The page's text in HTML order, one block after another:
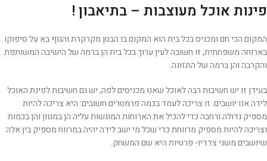
פינות אוכל מעוצבות – בתיאבון !
המקום הכי חם ומכניס בכל בית הוא המקום בו הבטן מקרקרת והגוף בא על סיפוקו
בארוחה משפחתית, זו חשובה לעין ערוך בכל בית הן ברמה של הישיבה המשותפת
והקרבה והן ברמה של התזונה.
בעידן זו יש חשיבות רבה לאוכל שאנו מכניסים לפה, יש גם חשיבות לפינת האוכל
לידה אנו יושבים. זו צריכה לעמד בכמה פרמטרים חשובים: היא צריכה להיות
מספיק גדולה ורחבה כדי להכיל את הארוחות המוגשות עליה הן במגוון והן בכמות
וצריכה להיות מספיק מרווחת כדי שכל מי ישב לידה יהיה במרווח מספיק בין אלה
שיושבים משני צדדיו- פרטיות היא שם המשחק.